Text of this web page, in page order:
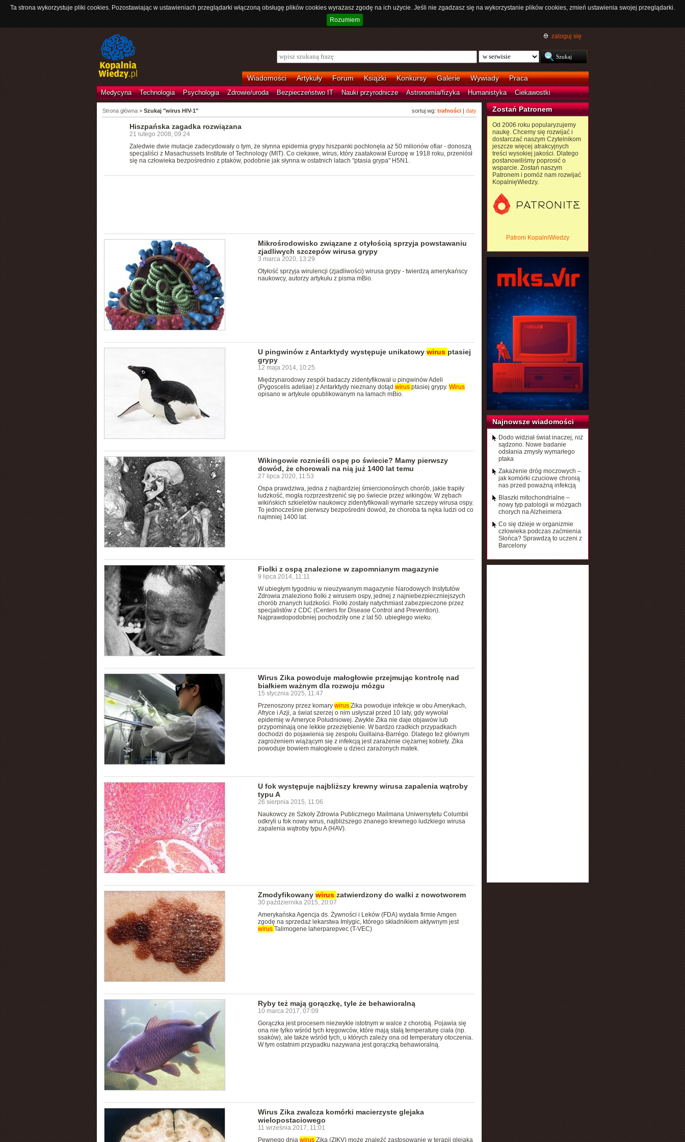
Ta strona wykorzystuje pliki cookies. Pozostawiając w ustawieniach przeglądarki włączoną obsługę plików cookies wyrażasz zgodę na ich użycie. Jeśli nie zgadzasz się na wykorzystanie plików cookies, zmień ustawienia swojej przeglądarki.
Rozumiem
zaloguj się
Wiadomości Artykuły Forum Książki Konkursy Galerie Wywiady Praca
Medycyna Technologia Psychologia Zdrowie/uroda Bezpieczeństwo IT Nauki przyrodnicze Astronomia/fizyka Humanistyka Ciekawostki
sortuj wg: trafności| daty
Strona główna> Szukaj "wirus HIV-1"
Hiszpańska zagadka rozwiązana
21 lutego 2008, 09:24
Zaledwie dwie mutacje zadecydowały o tym, że słynna epidemia grypy hiszpanki pochłonęła aż 50 milionów ofiar - donoszą
specjaliści z Masachussets Institute of Technology (MIT). Co ciekawe, wirus, który zaatakował Europę w 1918 roku, przeniósł
się na człowieka bezpośrednio z ptaków, podobnie jak słynna w ostatnich latach "ptasia grypa" H5N1.
Mikrośrodowisko związane z otyłością sprzyja powstawaniu
zjadliwych szczepów wirusa grypy
3 marca 2020, 13:29
Otyłość sprzyja wirulencji (zjadliwości) wirusa grypy - twierdzą amerykańscy
naukowcy, autorzy artykułu z pisma mBio.
U pingwinów z Antarktydy występuje unikatowy wirus ptasiej
grypy
12 maja 2014, 10:25
Międzynarodowy zespół badaczy zidentyfikował u pingwinów Adeli
(Pygoscelis adeliae) z Antarktydy nieznany dotąd wirus ptasiej grypy. Wirus
opisano w artykule opublikowanym na łamach mBio.
Wikingowie roznieśli ospę po świecie? Mamy pierwszy
dowód, że chorowali na nią już 1400 lat temu
27 lipca 2020, 11:53
Ospa prawdziwa, jedna z najbardziej śmiercionośnych chorób, jakie trapiły
ludzkość, mogła rozprzestrzenić się po świecie przez wikingów. W zębach
wikińskich szkieletów naukowcy zidentyfikowali wymarłe szczepy wirusa ospy.
To jednocześnie pierwszy bezpośredni dowód, że choroba ta nęka ludzi od co
najmniej 1400 lat.
Fiolki z ospą znalezione w zapomnianym magazynie
9 lipca 2014, 11:11
W ubiegłym tygodniu w nieużywanym magazynie Narodowych Instytutów
Zdrowia znaleziono fiolki z wirusem ospy, jednej z najniebezpieczniejszych
chorób znanych ludzkości. Fiolki zostały natychmiast zabezpieczone przez
specjalistów z CDC (Centers for Disease Control and Prevention).
Najprawdopodobniej pochodziły one z lat 50. ubiegłego wieku.
Wirus Zika powoduje małogłowie przejmując kontrolę nad
białkiem ważnym dla rozwoju mózgu
15 stycznia 2025, 11:47
Przenoszony przez komary wirus Zika powoduje infekcje w obu Amerykach,
Afryce i Azji, a świat szerzej o nim usłyszał przed 10 laty, gdy wywołał
epidemię w Ameryce Południowej. Zwykle Zika nie daje objawów lub
przypominają one lekkie przeziębienie. W bardzo rzadkich przypadkach
dochodzi do pojawienia się zespołu Guillaina-Barrégo. Dlatego też głównym
zagrożeniem wiążącym się z infekcją jest zarażenie ciężarnej kobiety. Zika
powoduje bowiem małogłowie u dzieci zarażonych matek.
U fok występuje najbliższy krewny wirusa zapalenia wątroby
typu A
26 sierpnia 2015, 11:06
Naukowcy ze Szkoły Zdrowia Publicznego Mailmana Uniwersytetu Columbii
odkryli u fok nowy wirus, najbliższego znanego krewnego ludzkiego wirusa
zapalenia wątroby typu A (HAV).
Zmodyfikowany wirus zatwierdzony do walki z nowotworem
30 października 2015, 20:07
Amerykańska Agencja ds. Żywności i Leków (FDA) wydała firmie Amgen
zgodę na sprzedaż lekarstwa Imlygic, którego składnikiem aktywnym jest
wirus Talimogene laherparepvec (T-VEC)
Ryby też mają gorączkę, tyle że behawioralną
10 marca 2017, 07:09
Gorączka jest procesem niezwykle istotnym w walce z chorobą. Pojawia się
ona nie tylko wśród tych kręgowców, które mają stałą temperaturę ciała (np.
ssaków), ale także wśród tych, u których zależy ona od temperatury otoczenia.
W tym ostatnim przypadku nazywana jest gorączką behawioralną.
Wirus Zika zwalcza komórki macierzyste glejaka
wielopostaciowego
11 września 2017, 11:01
Pewnego dnia wirus Zika (ZIKV) może znaleźć zastosowanie w terapii glejaka
Zostań Patronem
Od 2006 roku popularyzujemy
naukę. Chcemy się rozwijać i
dostarczać naszym Czytelnikom
jeszcze więcej atrakcyjnych
treści wysokiej jakości. Dlatego
postanowiliśmy poprosić o
wsparcie. Zostań naszym
Patronem i pomóż nam rozwijać
KopalnięWiedzy.
Patroni KopalniWiedzy
Najnowsze wiadomości
Dodo widział świat inaczej, niż
sądzono. Nowe badanie
odsłania zmysły wymarłego
ptaka
Zakażenie dróg moczowych –
jak komórki czuciowe chronią
nas przed poważną infekcją
Blaszki mitochondrialne –
nowy typ patologii w mózgach
chorych na Alzheimera
Co się dzieje w organizmie
człowieka podczas zaćmienia
Słońca? Sprawdzą to uczeni z
Barcelony